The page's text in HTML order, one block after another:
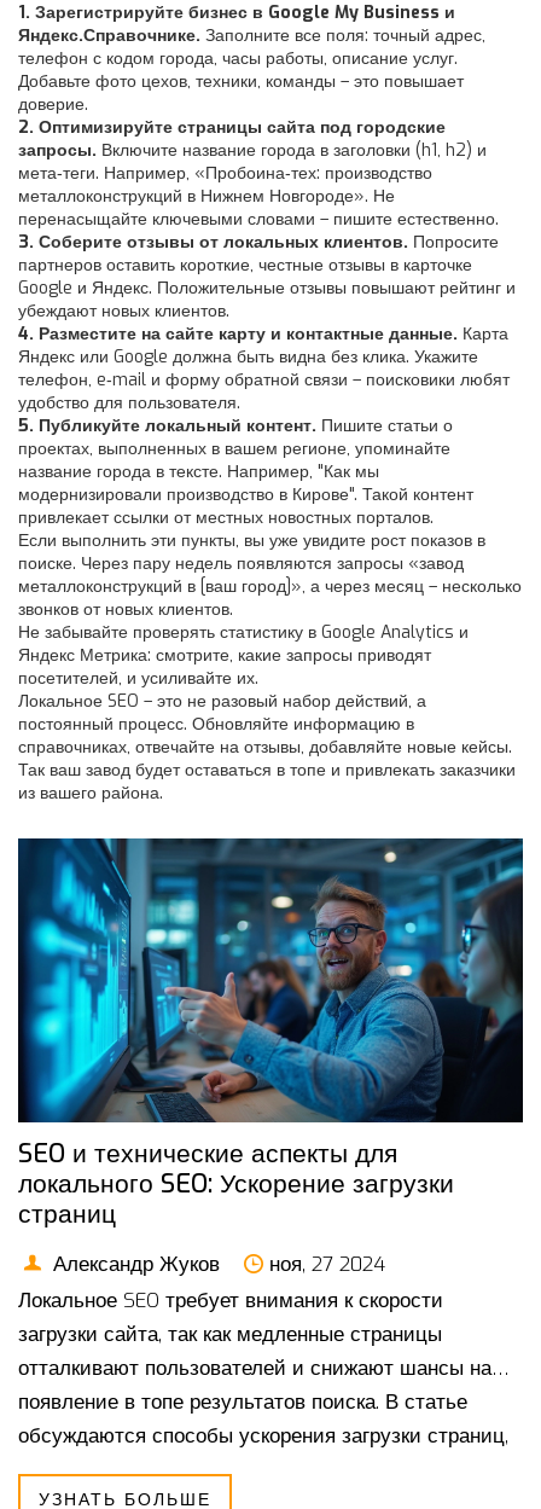
1. Зарегистрируйте бизнес в Google My Business и
Яндекс.Справочнике. Заполните все поля: точный адрес,
телефон с кодом города, часы работы, описание услуг.
Добавьте фото цехов, техники, команды – это повышает
доверие.
2. Оптимизируйте страницы сайта под городские
запросы. Включите название города в заголовки (h1, h2) и
мета‑теги. Например, «Пробоина‑тех: производство
металлоконструкций в Нижнем Новгороде». Не
перенасыщайте ключевыми словами – пишите естественно.
3. Соберите отзывы от локальных клиентов. Попросите
партнеров оставить короткие, честные отзывы в карточке
Google и Яндекс. Положительные отзывы повышают рейтинг и
убеждают новых клиентов.
4. Разместите на сайте карту и контактные данные. Карта
Яндекс или Google должна быть видна без клика. Укажите
телефон, e‑mail и форму обратной связи – поисковики любят
удобство для пользователя.
5. Публикуйте локальный контент. Пишите статьи о
проектах, выполненных в вашем регионе, упоминайте
название города в тексте. Например, "Как мы
модернизировали производство в Кирове". Такой контент
привлекает ссылки от местных новостных порталов.
Если выполнить эти пункты, вы уже увидите рост показов в
поиске. Через пару недель появляются запросы «завод
металлоконструкций в [ваш город]», а через месяц – несколько
звонков от новых клиентов.
Не забывайте проверять статистику в Google Analytics и
Яндекс Метрика: смотрите, какие запросы приводят
посетителей, и усиливайте их.
Локальное SEO – это не разовый набор действий, а
постоянный процесс. Обновляйте информацию в
справочниках, отвечайте на отзывы, добавляйте новые кейсы.
Так ваш завод будет оставаться в топе и привлекать заказчики
из вашего района.
SEO и технические аспекты для
локального SEO: Ускорение загрузки
страниц
Александр Жуков
ноя, 27 2024
Локальное SEO требует внимания к скорости
загрузки сайта, так как медленные страницы
отталкивают пользователей и снижают шансы на
появление в топе результатов поиска. В статье
обсуждаются способы ускорения загрузки страниц,
включая оптимизацию изображений и эффективное
использование кэширования. Рассматриваются
УЗНАТЬ БОЛЬШЕ